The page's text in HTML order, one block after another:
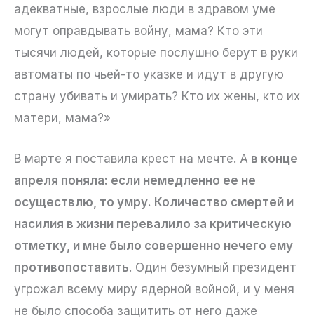
адекватные, взрослые люди в здравом уме
могут оправдывать войну, мама? Кто эти
тысячи людей, которые послушно берут в руки
автоматы по чьей-то указке и идут в другую
страну убивать и умирать? Кто их жены, кто их
матери, мама?»
В марте я поставила крест на мечте. А в конце
апреля поняла: если немедленно ее не
осуществлю, то умру. Количество смертей и
насилия в жизни перевалило за критическую
отметку, и мне было совершенно нечего ему
противопоставить. Один безумный президент
угрожал всему миру ядерной войной, и у меня
не было способа защитить от него даже